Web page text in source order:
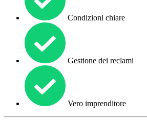
Condizioni chiare
Gestione dei reclami
Vero imprenditore